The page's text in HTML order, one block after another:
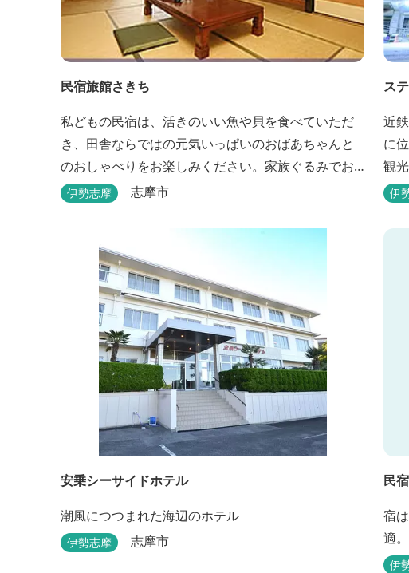
民宿旅館さきち
私どもの民宿は、活きのいい魚や貝を食べていただ
き、田舎ならではの元気いっぱいのおばあちゃんと
のおしゃべりをお楽しみください。家族ぐるみでお
世話させていただきます！
伊勢志摩 志摩市
ス
近
に
観
も伊
安乗シーサイドホテル
潮風につつまれた海辺のホテル
伊勢志摩 志摩市
民
宿
適。
伊